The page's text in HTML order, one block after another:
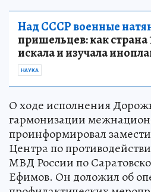
Над СССР военные
пришельцев: как страна
искала и изучала
НАУКА
О ходе исполнения
гармонизации
проинформировал
Центра по
МВД России по
Ефимов. Он доложил об